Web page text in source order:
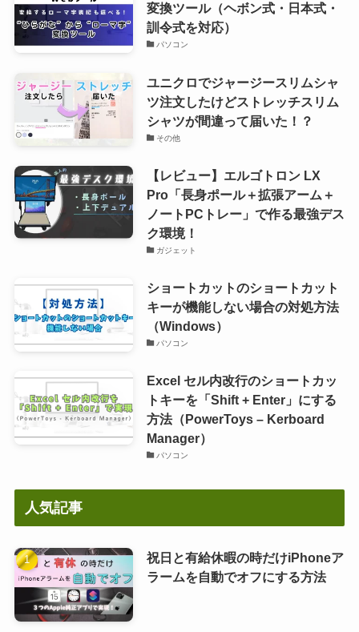
変換ツール（ヘボン式・日本式・
訓令式を対応）
パソコン
ユニクロでジャージースリムシャ
ツ注文したけどストレッチスリム
シャツが間違って届いた！？
その他
【レビュー】エルゴトロン LX
Pro「長身ポール＋拡張アーム＋
ノートPCトレー」で作る最強デス
ク環境！
ガジェット
ショートカットのショートカット
キーが機能しない場合の対処方法
（Windows）
パソコン
Excel セル内改行のショートカッ
トキーを「Shift + Enter」にする
方法（PowerToys – Kerboard
Manager）
パソコン
人気記事
祝日と有給休暇の時だけiPhoneア
ラームを自動でオフにする方法